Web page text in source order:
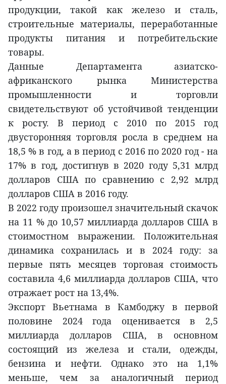
продукции, такой как железо и сталь,
строительные материалы, переработанные
продукты питания и потребительские
товары.
Данные Департамента азиатско-
африканского рынка Министерства
промышленности и торговли
свидетельствуют об устойчивой тенденции
к росту. В период с 2010 по 2015 год
двусторонняя торговля росла в среднем на
18,5 % в год, а в период с 2016 по 2020 год - на
17% в год, достигнув в 2020 году 5,31 млрд
долларов США по сравнению с 2,92 млрд
долларов США в 2016 году.
В 2022 году произошел значительный скачок
на 11 % до 10,57 миллиарда долларов США в
стоимостном выражении. Положительная
динамика сохранилась и в 2024 году: за
первые пять месяцев торговая стоимость
составила 4,6 миллиарда долларов США, что
отражает рост на 13,4%.
Экспорт Вьетнама в Камбоджу в первой
половине 2024 года оценивается в 2,5
миллиарда долларов США, в основном
состоящий из железа и стали, одежды,
бензина и нефти. Однако это на 1,1%
меньше, чем за аналогичный период